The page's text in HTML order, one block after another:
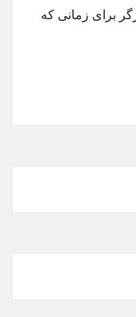
برای زمانی که